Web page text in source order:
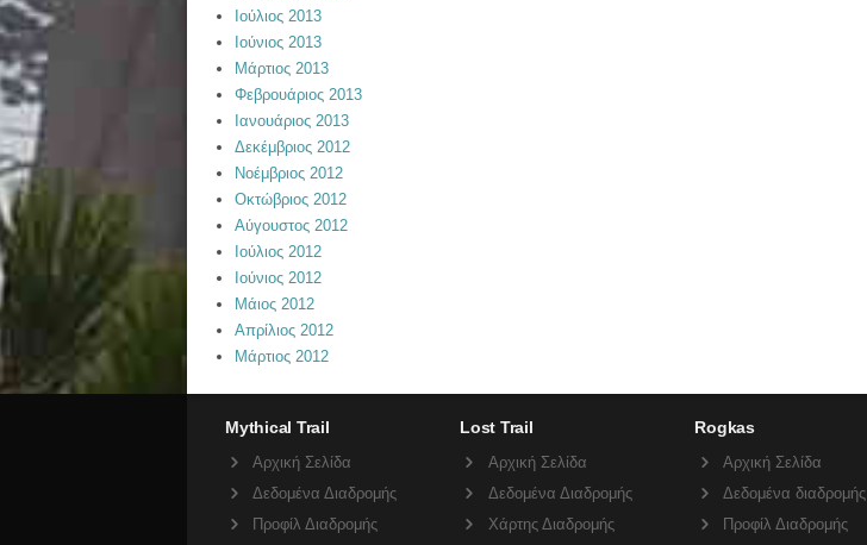
Ιούλιος 2013
Ιούνιος 2013
Μάρτιος 2013
Φεβρουάριος 2013
Ιανουάριος 2013
Δεκέμβριος 2012
Νοέμβριος 2012
Οκτώβριος 2012
Αύγουστος 2012
Ιούλιος 2012
Ιούνιος 2012
Μάιος 2012
Απρίλιος 2012
Μάρτιος 2012
Mythical Trail
Αρχική Σελίδα
Δεδομένα Διαδρομής
Προφίλ Διαδρομής
Lost Trail
Αρχική Σελίδα
Δεδομένα Διαδρομής
Χάρτης Διαδρομής
Rogkas
Αρχική Σελίδα
Δεδομένα διαδρομής
Προφίλ Διαδρομής